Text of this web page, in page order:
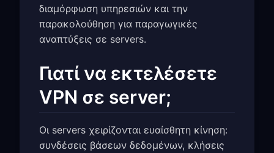
διαμόρφωση υπηρεσιών και την
παρακολούθηση για παραγωγικές
αναπτύξεις σε servers.
Γιατί να εκτελέσετε
VPN σε server;
Οι servers χειρίζονται ευαίσθητη κίνηση:
συνδέσεις βάσεων δεδομένων, κλήσεις